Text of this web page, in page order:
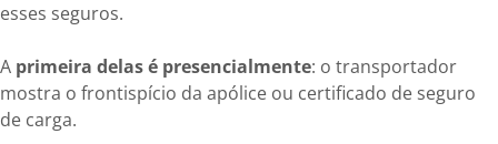
esses seguros.
A primeira delas é presencialmente: o transportador
mostra o frontispício da apólice ou certificado de seguro
de carga.